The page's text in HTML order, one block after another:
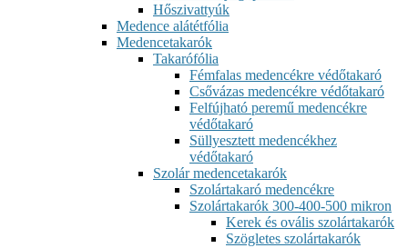
Hőszivattyúk
Medence alátétfólia
Medencetakarók
Takarófólia
Fémfalas medencékre védőtakaró
Csővázas medencékre védőtakaró
Felfújható peremű medencékre
védőtakaró
Süllyesztett medencékhez
védőtakaró
Szolár medencetakarók
Szolártakaró medencékre
Szolártakarók 300-400-500 mikron
Kerek és ovális szolártakarók
Szögletes szolártakarók